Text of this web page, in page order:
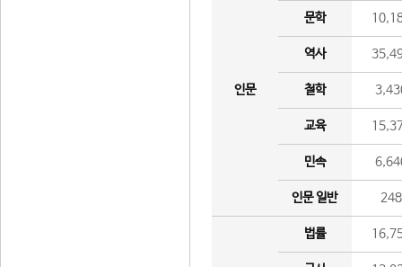
인문
문학
역사
철학
교육
민속
인문 일반 248
법률